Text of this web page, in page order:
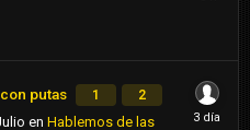
putas 1 2
en Hablemos de las